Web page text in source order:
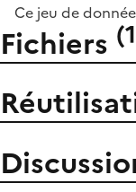
Ce jeu de
Fichiers (1